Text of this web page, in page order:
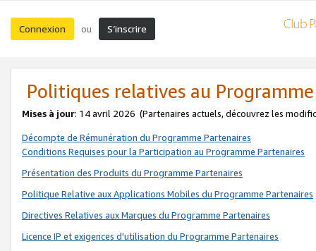
Connexion ou S’inscrire
Politiques relatives au
Mises à jour: 14 avril 2026 (Partenaires actuels, découvrez les
Décompte de Rémunération du Programme Partenaires
Conditions Requises pour la Participation au Programme Partenaires
Présentation des Produits du Programme Partenaires
Politique Relative aux Applications Mobiles du Programme Partenaires
Directives Relatives aux Marques du Programme Partenaires
Licence IP et exigences d'utilisation du Programme Partenaires